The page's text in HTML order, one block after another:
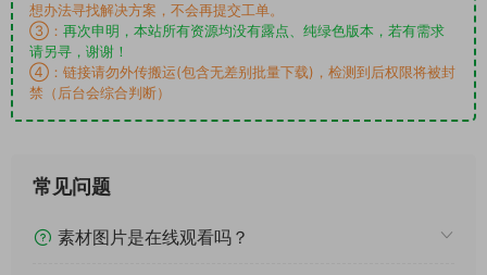
想办法寻找解决方案，不会再提交工单。
③： 再次申明，本站所有资源均没有露点、纯绿色版本，若有需求
请另寻，谢谢！
④：链接请勿外传搬运(包含无差别批量下载)，检测到后权限将被封
禁（后台会综合判断）
常见问题
素材图片是在线观看吗？